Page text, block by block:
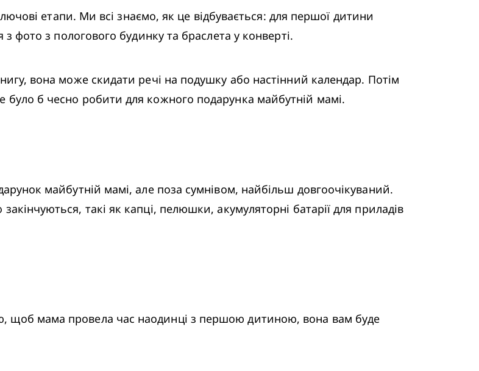
фото з пологового будинку та браслета у конверті.
б чесно робити для кожного подарунка майбутній мамі.
такі як капці, пелюшки, акумуляторні батарії для приладів